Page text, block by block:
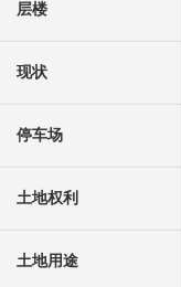
层楼
现状
停车场
土地权利
土地用途